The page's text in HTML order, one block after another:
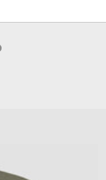
Link